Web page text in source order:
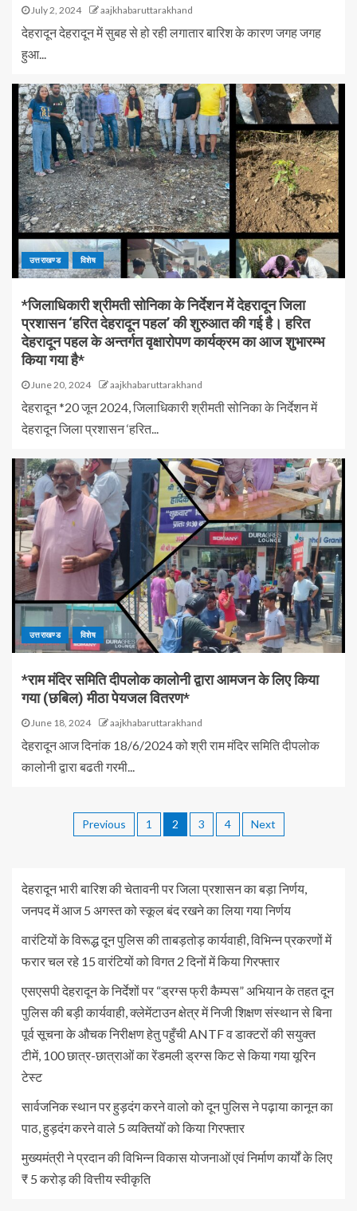
July 2, 2024 aajkhabaruttarakhand
देहरादून देहरादून में सुबह से हो रही लगातार बारिश के कारण जगह जगह
हुआ...
उत्तराखण्ड विशेष
*जिलाधिकारी श्रीमती सोनिका के निर्देशन में देहरादून जिला
प्रशासन ‘हरित देहरादून पहल’ की शुरुआत की गई है। हरित
देहरादून पहल के अन्तर्गत वृक्षारोपण कार्यक्रम का आज शुभारम्भ
किया गया है*
June 20, 2024 aajkhabaruttarakhand
देहरादून *20 जून 2024, जिलाधिकारी श्रीमती सोनिका के निर्देशन में
देहरादून जिला प्रशासन ‘हरित...
उत्तराखण्ड विशेष
*राम मंदिर समिति दीपलोक कालोनी द्वारा आमजन के लिए किया
गया (छबिल) मीठा पेयजल वितरण*
June 18, 2024 aajkhabaruttarakhand
देहरादून आज दिनांक 18/6/2024 को श्री राम मंदिर समिति दीपलोक
कालोनी द्वारा बढती गरमी...
Previous 1 2 3 4 Next
देहरादून भारी बारिश की चेतावनी पर जिला प्रशासन का बड़ा निर्णय,
जनपद में आज 5 अगस्त को स्कूल बंद रखने का लिया गया निर्णय
वारंटियों के विरूद्ध दून पुलिस की ताबड़तोड़ कार्यवाही, विभिन्न प्रकरणों में
फरार चल रहे 15 वारंटियों को विगत 2 दिनों में किया गिरफ्तार
एसएसपी देहरादून के निर्देशों पर “ड्रग्स फ्री कैम्पस” अभियान के तहत दून
पुलिस की बड़ी कार्यवाही, क्लेमेंटाउन क्षेत्र में निजी शिक्षण संस्थान से बिना
पूर्व सूचना के औचक निरीक्षण हेतु पहुँची ANTF व डाक्टरों की सयुक्त
टीमें, 100 छात्र-छात्राओं का रेंडमली ड्रग्स किट से किया गया यूरिन
टेस्ट
सार्वजनिक स्थान पर हुड़दंग करने वालो को दून पुलिस ने पढ़ाया कानून का
पाठ, हुड़दंग करने वाले 5 व्यक्तियोँ को किया गिरफ्तार
मुख्यमंत्री ने प्रदान की विभिन्न विकास योजनाओं एवं निर्माण कार्यों के लिए
₹ 5 करोड़ की वित्तीय स्वीकृति